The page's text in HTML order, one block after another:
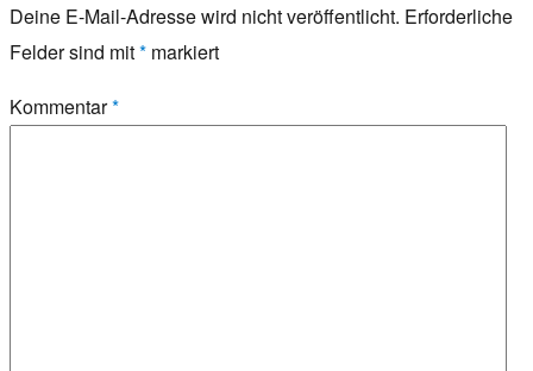
Deine E-Mail-Adresse wird nicht veröffentlicht. Erforderliche
Felder sind mit* markiert
Kommentar*